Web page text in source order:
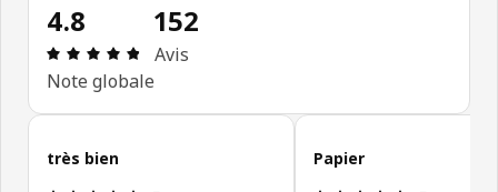
4.8
Avis: 4.8 sur 5 étoiles Nombre total d'avis: 152
Note globale
152
Avis
Ignorer les avis clients
très bien
Papier